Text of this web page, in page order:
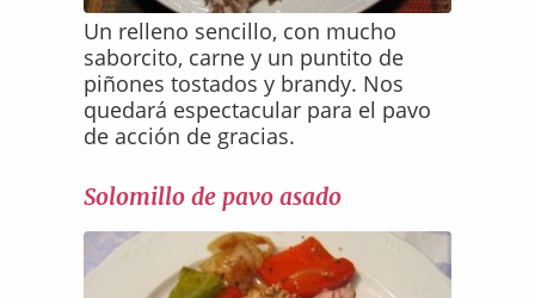
Un relleno sencillo, con mucho
saborcito, carne y un puntito de
piñones tostados y brandy. Nos
quedará espectacular para el pavo
de acción de gracias.
Solomillo de pavo asado